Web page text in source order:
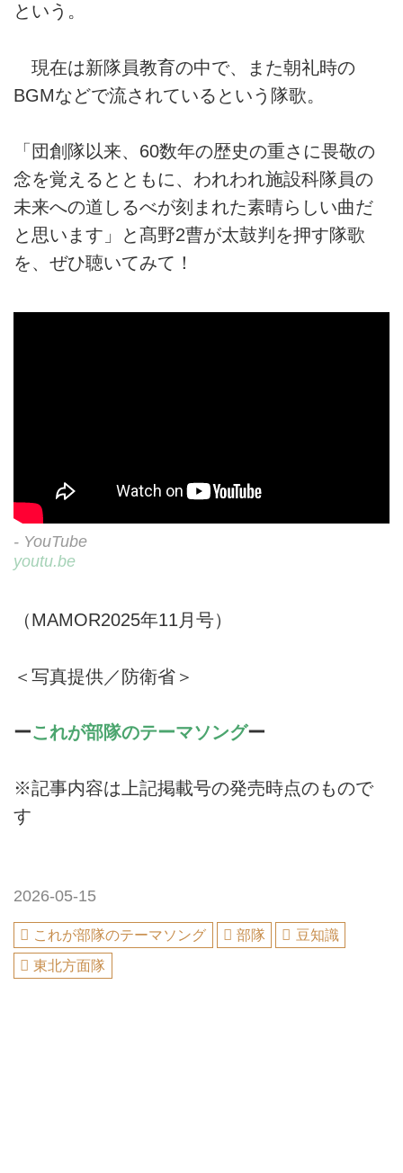
という。
現在は新隊員教育の中で、また朝礼時の
BGMなどで流されているという隊歌。
「団創隊以来、60数年の歴史の重さに畏敬の
念を覚えるとともに、われわれ施設科隊員の
未来への道しるべが刻まれた素晴らしい曲だ
と思います」と髙野2曹が太鼓判を押す隊歌
を、ぜひ聴いてみて！
- YouTube
youtu.be
（MAMOR2025年11月号）
＜写真提供／防衛省＞
ーこれが部隊のテーマソングー
※記事内容は上記掲載号の発売時点のもので
す
2026-05-15
これが部隊のテーマソング 部隊
豆知識
東北方面隊